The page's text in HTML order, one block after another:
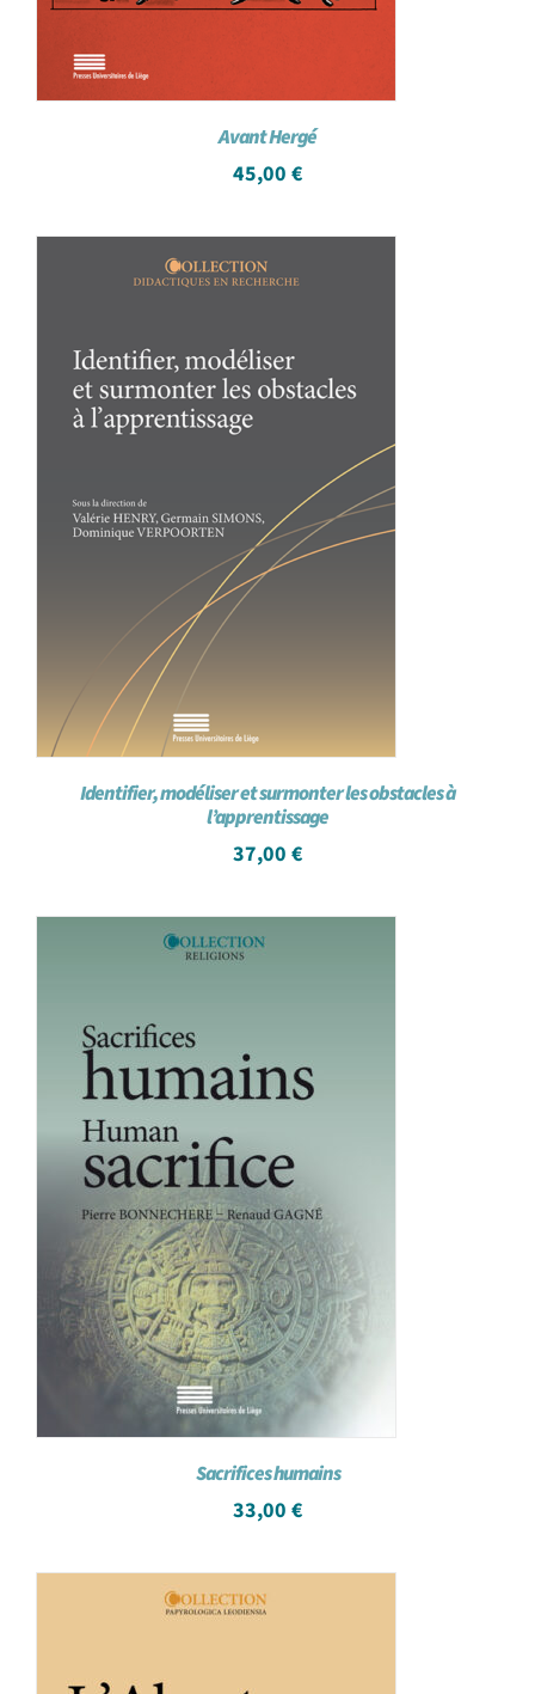
Avant Hergé
45,00 €
Identifier, modéliser et surmonter les obstacles à
l’apprentissage
37,00 €
Sacrifices humains
33,00 €